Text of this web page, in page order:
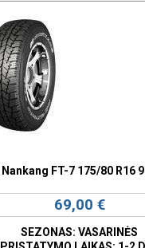
Nankang FT-7 175/80 R16
69,00 €
SEZONAS: VASARINĖS